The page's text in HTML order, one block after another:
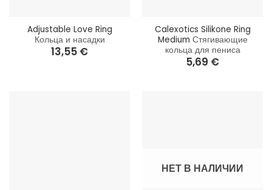
Adjustable Love Ring
Кольца и насадки
13,55 €
Calexotics Silikone Ring
Medium Стягивающие
кольца для пениса
5,69 €
НЕТ В НАЛИЧИИ